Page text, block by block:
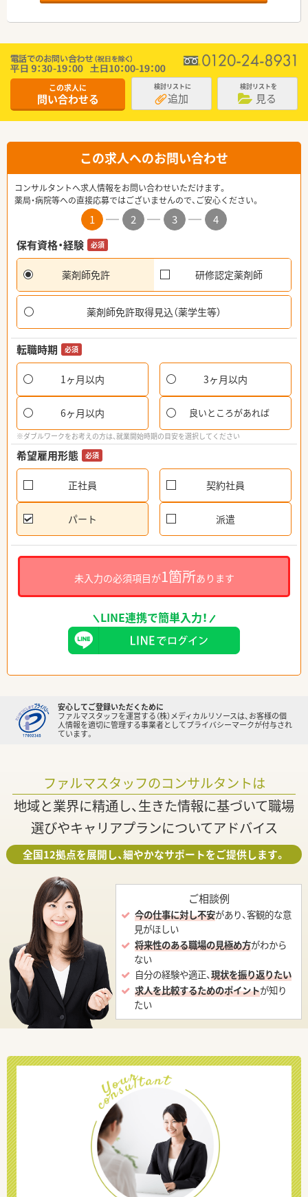
この求人に
問い合わせる
検討リストに
追加
検討リストを
見る
この求人へのお問い合わせ
コンサルタントへ求人情報をお問い合わせいただけます。
薬局・病院等への直接応募ではございませんので、ご安心ください。
1 2 3
4
保有資格・経験
必須
薬剤師免許 研修認定薬剤師
薬剤師免許取得見込（薬学生等）
転職時期 必須
1ヶ月以内 3ヶ月以内
6ヶ月以内 良いところがあれば
※ダブルワークをお考えの方は、就業開始時期の目安を選択してください
希望雇用形態 必須
正社員 契約社員
パート 派遣
未入力の必須項目が1箇所あります
LINE連携で簡単入力！
安心してご登録いただくために
ファルマスタッフを運営する（株）メディカルリソースは、お客様の個
人情報を適切に管理する事業者としてプライバシーマークが付与され
ています。
ファルマスタッフのコンサルタントは
地域と業界に精通し、生きた情報に基づいて職場
選びやキャリアプランについてアドバイス
全国12拠点を展開し、細やかなサポートをご提供します。
ご相談例
今の仕事に対し不安があり、客観的な意
見がほしい
将来性のある職場の見極め方がわから
ない
自分の経験や適正、現状を振り返りたい
求人を比較するためのポイントが知り
たい